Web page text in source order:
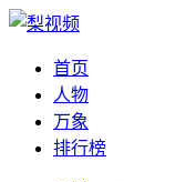
首页
人物
万象
排行榜